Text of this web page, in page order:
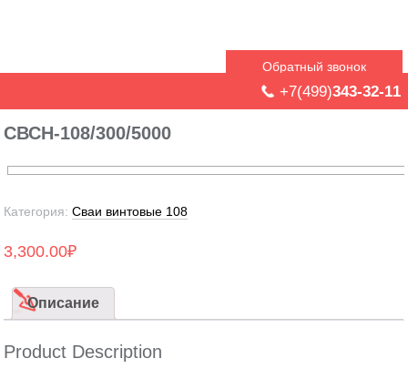
Обратный звонок
+7(499)343-32-11
СВСН-108/300/5000
Категория:Сваи винтовые 108
3,300.00₽
Описание
Product Description